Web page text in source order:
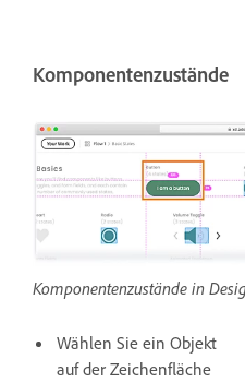
Komponentenzustände
Komponentenzustände in
Wählen Sie ein Objekt
auf der Zeichenfläche